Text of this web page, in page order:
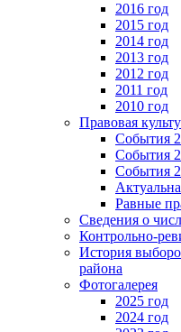
2016 год
2015 год
2014 год
2013 год
2012 год
2011 год
2010 год
Правовая
События
События
События
Равные
Сведения о
Контрольно-
История
района
Фотогалерея
2025 год
2024 год